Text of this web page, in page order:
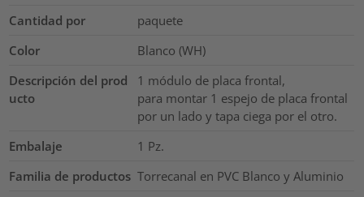
Cantidad por
paquete
Color
Blanco (WH)
Descripción del prod
ucto
1 módulo de placa frontal,
para montar 1 espejo de placa frontal
por un lado y tapa ciega por el otro.
Embalaje
1 Pz.
Familia de productos Torrecanal en PVC Blanco y Aluminio